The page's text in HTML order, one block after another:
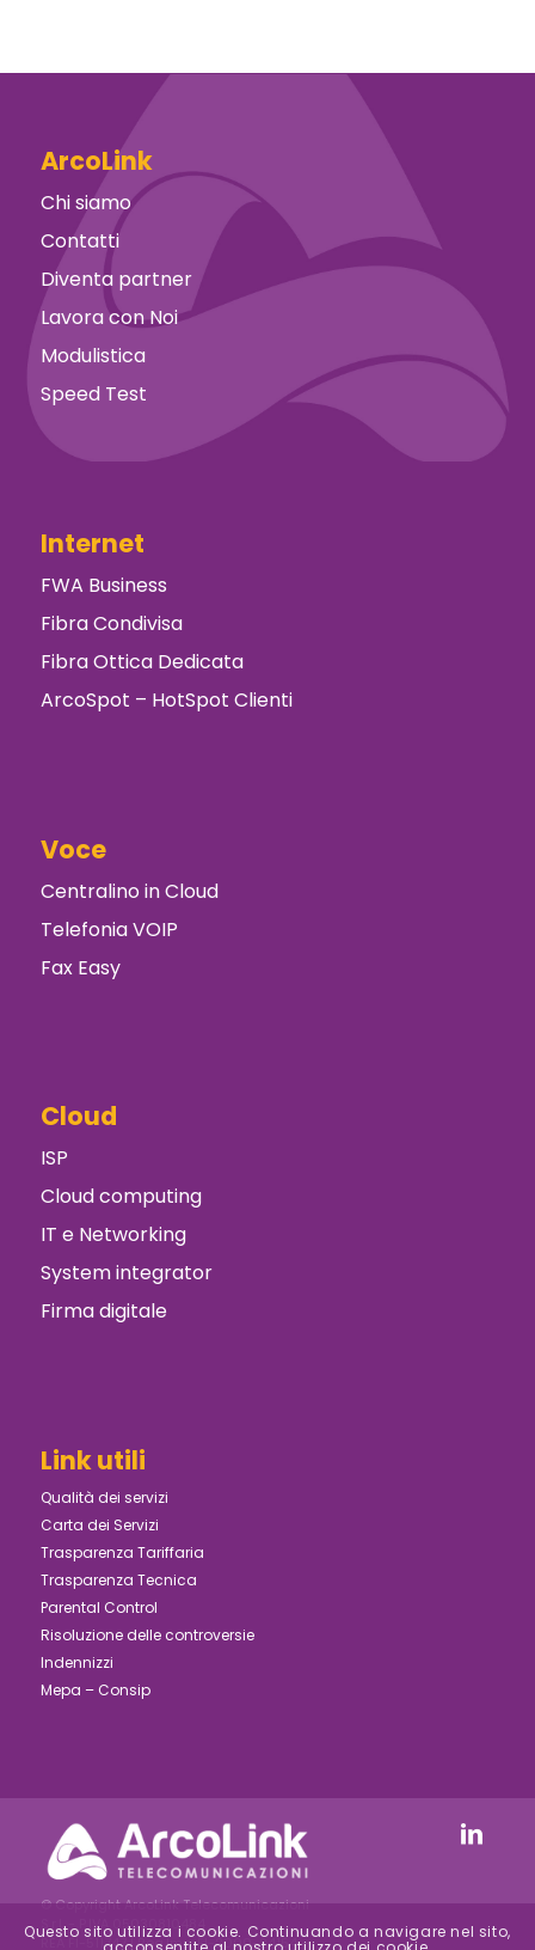
ArcoLink
Chi siamo
Contatti
Diventa partner
Lavora con Noi
Modulistica
Speed Test
Internet
FWA Business
Fibra Condivisa
Fibra Ottica Dedicata
ArcoSpot – HotSpot Clienti
Voce
Centralino in Cloud
Telefonia VOIP
Fax Easy
Cloud
ISP
Cloud computing
IT e Networking
System integrator
Firma digitale
Link utili
Qualità dei servizi
Carta dei Servizi
Trasparenza Tariffaria
Trasparenza Tecnica
Parental Control
Risoluzione delle controversie
Indennizzi
Mepa – Consip
© Copyright ArcoLink Telecomunicazioni
S.r.l. - P.IVA 05030810484
REA FI-511747 | Reg.Imp. FI-2000-24154 –
Questo sito utilizza i cookie. Continuando a navigare nel sito,